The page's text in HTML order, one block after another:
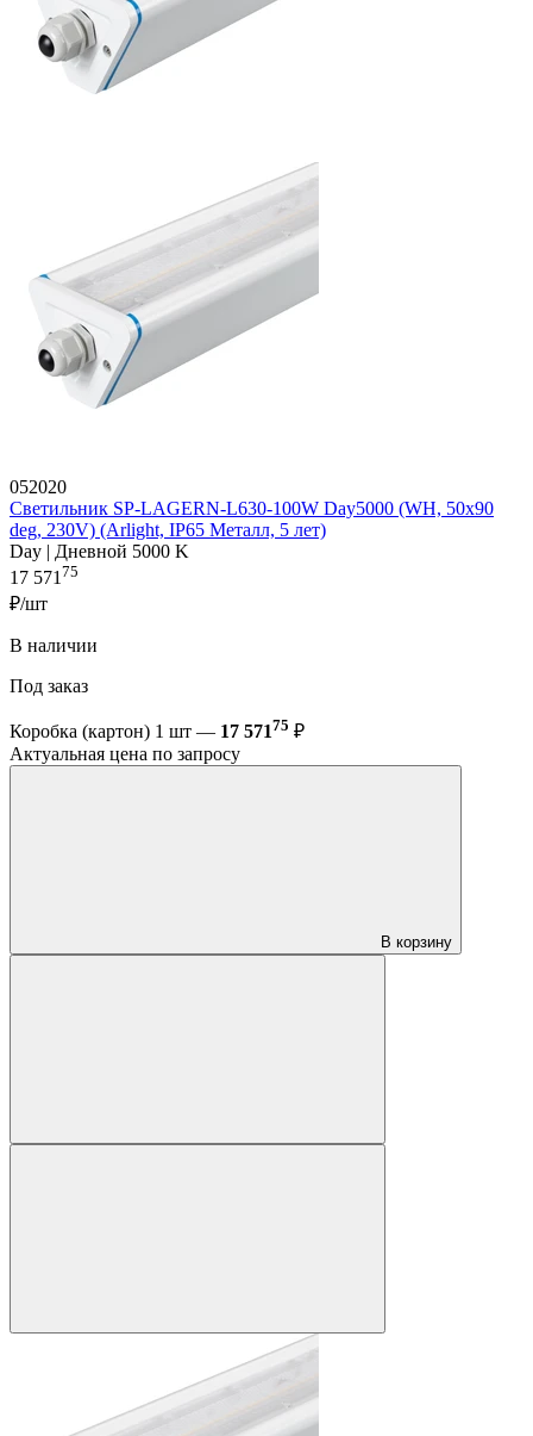
052020
Светильник SP-LAGERN-L630-100W Day5000 (WH, 50х90
deg, 230V) (Arlight, IP65 Металл, 5 лет)
Day | Дневной 5000 K
17 57175
₽/шт
В наличии
Под заказ
Коробка (картон) 1 шт — 17 57175 ₽
Актуальная цена по запросу
В корзину